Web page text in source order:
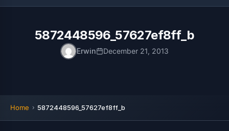
FOLLOW US5872448596_57627ef8ff_b
Erwin December 21, 2013
Home 5872448596_57627ef8ff_b